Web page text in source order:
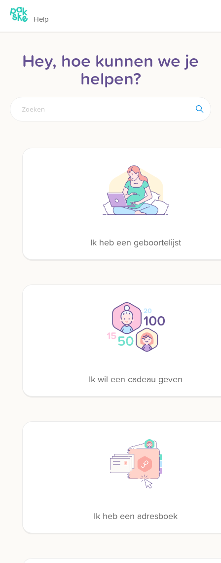
Help
Hey, hoe kunnen we je
helpen?
Ik heb een geboortelijst
Ik wil een cadeau geven
Ik heb een adresboek